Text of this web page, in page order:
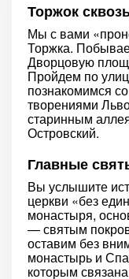
Торжок
Мы с вами
Торжка.
Дворцовую
Пройдем по
познакомимся
творениями
старинным
Островский.
Главные
Вы услышите
церкви «без
монастыря,
— святым
оставим без
монастырь и
которым